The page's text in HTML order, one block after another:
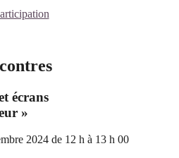
écrans
»
2024 de 12 h à 13 h 00